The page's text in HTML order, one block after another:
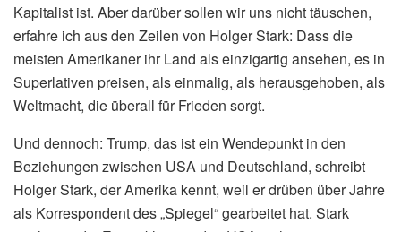
Kapitalist ist. Aber darüber sollen wir uns nicht täuschen,
erfahre ich aus den Zeilen von Holger Stark: Dass die
meisten Amerikaner ihr Land als einzigartig ansehen, es in
Superlativen preisen, als einmalig, als herausgehoben, als
Weltmacht, die überall für Frieden sorgt.
Und dennoch: Trump, das ist ein Wendepunkt in den
Beziehungen zwischen USA und Deutschland, schreibt
Holger Stark, der Amerika kennt, weil er drüben über Jahre
als Korrespondent des „Spiegel“ gearbeitet hat. Stark